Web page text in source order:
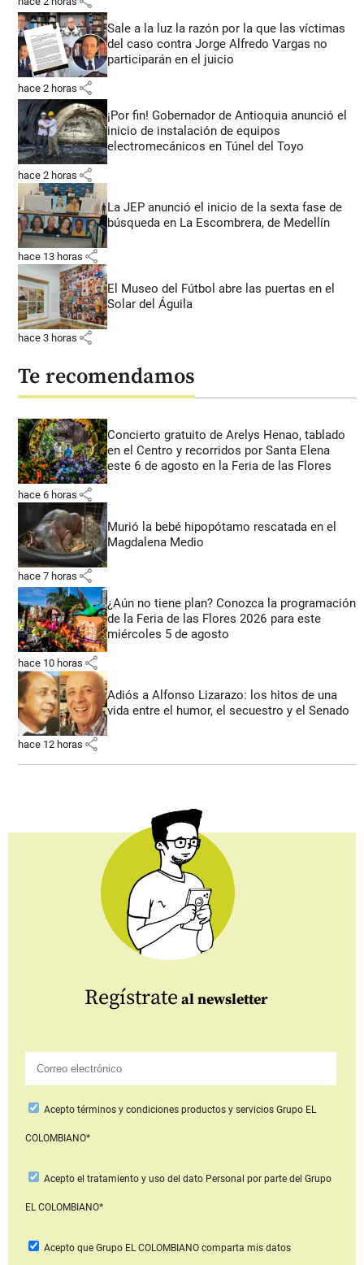
Sale a la luz la razón por la que las víctimas
del caso contra Jorge Alfredo Vargas no
participarán en el juicio
hace 2 horas share
¡Por fin! Gobernador de Antioquia anunció el
inicio de instalación de equipos
electromecánicos en Túnel del Toyo
hace 2 horas share
La JEP anunció el inicio de la sexta fase de
búsqueda en La Escombrera, de Medellín
hace 13 horas share
El Museo del Fútbol abre las puertas en el
Solar del Águila
hace 3 horas share
Te recomendamos
Concierto gratuito de Arelys Henao, tablado
en el Centro y recorridos por Santa Elena
este 6 de agosto en la Feria de las Flores
hace 6 horas share
Murió la bebé hipopótamo rescatada en el
Magdalena Medio
hace 7 horas share
¿Aún no tiene plan? Conozca la programación
de la Feria de las Flores 2026 para este
miércoles 5 de agosto
hace 10 horas share
Adiós a Alfonso Lizarazo: los hitos de una
vida entre el humor, el secuestro y el Senado
hace 12 horas share
Regístrate al newsletter
Aceptotérminos y condiciones productos y serviciosGrupo EL
COLOMBIANO*
Acepto el tratamiento y uso del dato Personal por parte del Grupo
EL COLOMBIANO*
Acepto que Grupo EL COLOMBIANOcomparta mis datos